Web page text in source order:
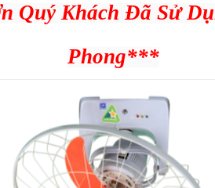
Quý Khách Đã Sử
Phong***